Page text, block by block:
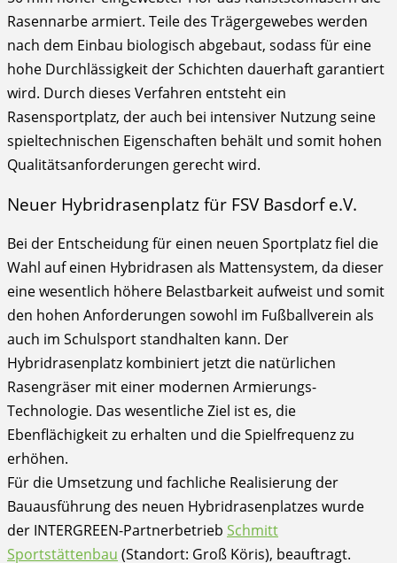
Rasennarbe armiert. Teile des Trägergewebes werden
nach dem Einbau biologisch abgebaut, sodass für eine
hohe Durchlässigkeit der Schichten dauerhaft garantiert
wird. Durch dieses Verfahren entsteht ein
Rasensportplatz, der auch bei intensiver Nutzung seine
spieltechnischen Eigenschaften behält und somit hohen
Qualitätsanforderungen gerecht wird.
Neuer Hybridrasenplatz für FSV Basdorf e.V.
Bei der Entscheidung für einen neuen Sportplatz fiel die
Wahl auf einen Hybridrasen als Mattensystem, da dieser
eine wesentlich höhere Belastbarkeit aufweist und somit
den hohen Anforderungen sowohl im Fußballverein als
auch im Schulsport standhalten kann. Der
Hybridrasenplatz kombiniert jetzt die natürlichen
Rasengräser mit einer modernen Armierungs-
Technologie. Das wesentliche Ziel ist es, die
Ebenflächigkeit zu erhalten und die Spielfrequenz zu
erhöhen.
Für die Umsetzung und fachliche Realisierung der
Bauausführung des neuen Hybridrasenplatzes wurde
der INTERGREEN-Partnerbetrieb Schmitt
Sportstättenbau (Standort: Groß Köris), beauftragt.